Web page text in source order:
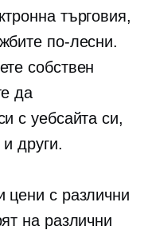
търговия,
по-лесни.
собствен
да
с уебсайта си,
други.
цени с различни
на различни